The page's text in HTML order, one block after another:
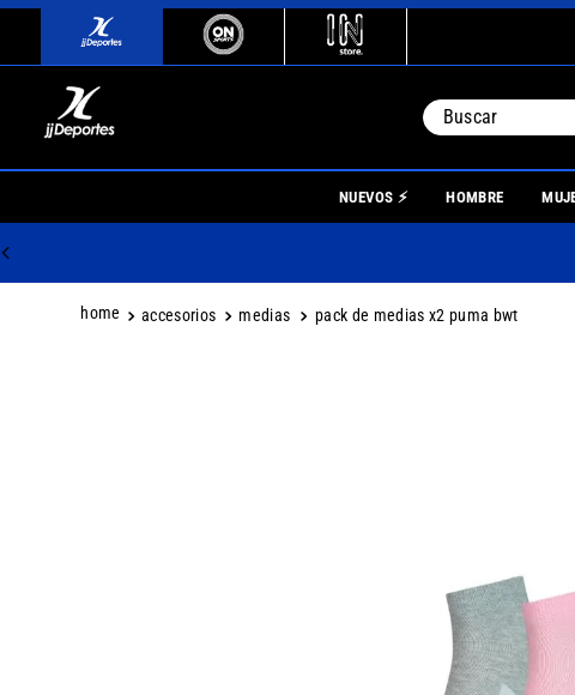
Buscar
NUEVOS ⚡ HOMBRE
accesorios medias pack de medias x2 puma bwt
TÉRMINOS
1.
river
3.
boca
4.
hombre